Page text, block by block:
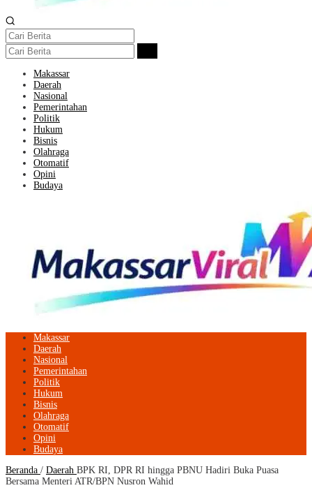
Makassar
Daerah
Nasional
Pemerintahan
Politik
Hukum
Bisnis
Olahraga
Otomatif
Opini
Budaya
Makassar
Daerah
Nasional
Pemerintahan
Politik
Hukum
Bisnis
Olahraga
Otomatif
Opini
Budaya
Beranda / Daerah BPK RI, DPR RI hingga PBNU Hadiri Buka Puasa
Bersama Menteri ATR/BPN Nusron Wahid